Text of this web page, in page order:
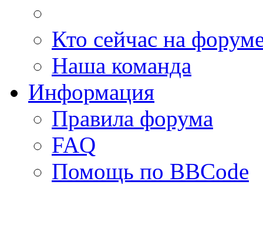
Кто сейчас на
Наша команда
Информация
Правила форума
FAQ
Помощь по BBCode